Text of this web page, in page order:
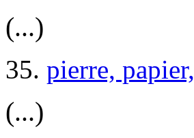
(...)
35. pierre,
(...)